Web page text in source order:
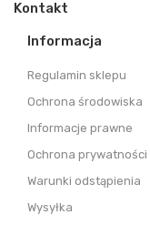
Kontakt
Informacja
Regulamin sklepu
Ochrona środowiska
Informacje prawne
Ochrona prywatności
Warunki odstąpienia
Wysyłka